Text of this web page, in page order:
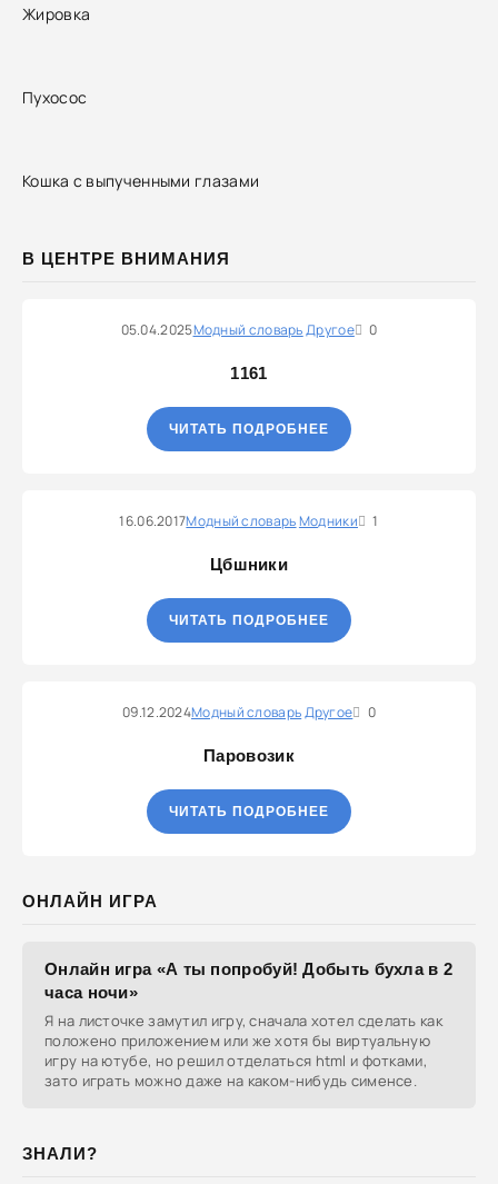
Жировка
Пухосос
Кошка с выпученными глазами
В ЦЕНТРЕ ВНИМАНИЯ
05.04.2025Модный словарьДругое 0
1161
ЧИТАТЬ ПОДРОБНЕЕ
16.06.2017Модный словарьМодники 1
Цбшники
ЧИТАТЬ ПОДРОБНЕЕ
09.12.2024Модный словарьДругое 0
Паровозик
ЧИТАТЬ ПОДРОБНЕЕ
ОНЛАЙН ИГРА
Онлайн игра «А ты попробуй! Добыть бухла в 2
часа ночи»
Я на листочке замутил игру, сначала хотел сделать как
положено приложением или же хотя бы виртуальную
игру на ютубе, но решил отделаться html и фотками,
зато играть можно даже на каком-нибудь сименсе.
ЗНАЛИ?